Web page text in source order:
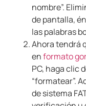
nombre”.
de pantalla,
las palabras
Ahora tendrá
enformato
PC, haga clic
“formatear”.
de sistema